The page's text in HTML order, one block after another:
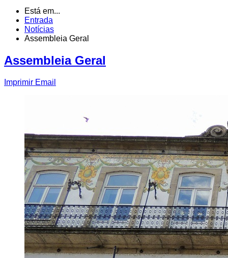
Está em...
Entrada
Notícias
Assembleia Geral
Assembleia Geral
Imprimir Email